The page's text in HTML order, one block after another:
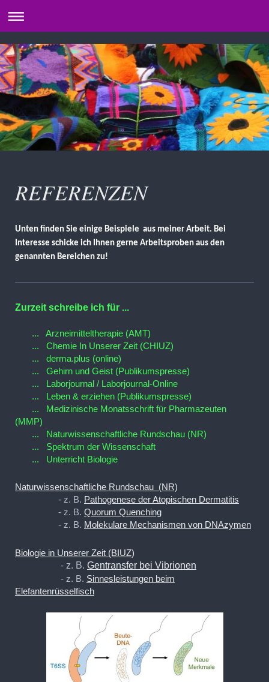
REFERENZEN
Unten finden Sie einige Beispiele aus meiner Arbeit. Bei
Interesse schicke ich Ihnen gerne Arbeitsproben aus den
genannten Bereichen zu!
Zurzeit schreibe ich für ...
... Arzneimitteltherapie (AMT)
... Chemie In Unserer Zeit (CHIUZ)
... derma.plus (online)
... Gehirn und Geist (Publikumspresse)
... Laborjournal / Laborjournal-Online
... Leben & erziehen (Publikumspresse)
... Medizinische Monatsschrift für Pharmazeuten
(MMP)
... Naturwissenschaftliche Rundschau (NR)
... Spektrum der Wissenschaft
... Unterricht Biologie
Naturwissenschaftliche Rundschau (NR)
- z. B. Pathogenese der Atopischen Dermatitis
- z. B. Quorum Quenching
- z. B. Molekulare Mechanismen von DNAzymen
Biologie in Unserer Zeit (BIUZ)
- z. B. Gentransfer bei Vibrionen
- z. B. Sinnesleistungen beim
Elefantenrüsselfisch